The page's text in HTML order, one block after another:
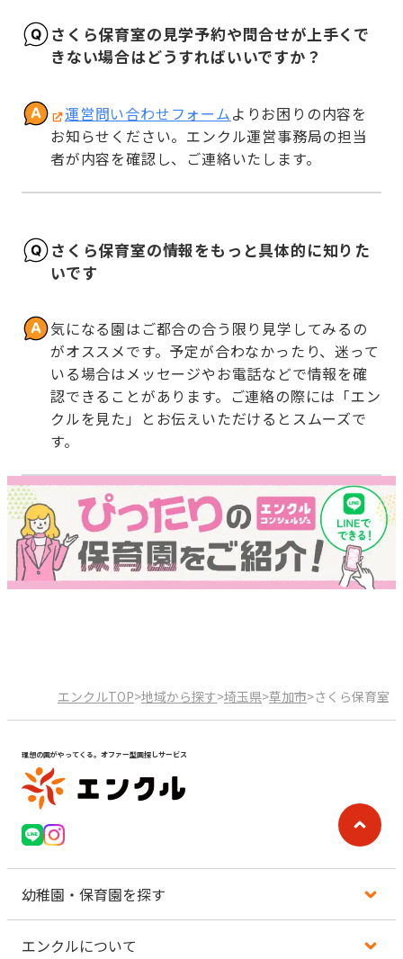
さくら保育室の見学予約や問合せが上手くで
きない場合はどうすればいいですか？
運営問い合わせフォームよりお困りの内容を
お知らせください。エンクル運営事務局の担当
者が内容を確認し、ご連絡いたします。
さくら保育室の情報をもっと具体的に知りた
いです
気になる園はご都合の合う限り見学してみるの
がオススメです。予定が合わなかったり、迷って
いる場合はメッセージやお電話などで情報を確
認できることがあります。ご連絡の際には「エン
クルを見た」とお伝えいただけるとスムーズで
す。
エンクルTOP>地域から探す>埼玉県>草加市>さくら保育室
理想の園がやってくる。オファー型園探しサービス
幼稚園・保育園を探す
エンクルについて